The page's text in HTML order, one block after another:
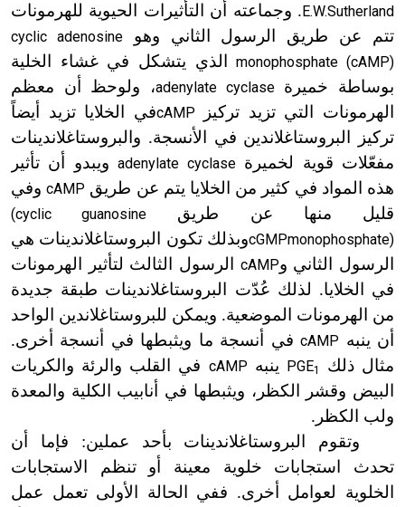
E.W.Sutherland . وجماعته أن التأثيرات الحيوية للهرمونات
تتم عن طريق الرسول الثاني وهوcyclic adenosine
monophosphate (cAMP)الذي يتشكل في غشاء الخلية
بوساطة خميرةadenylate cyclase، ولوحظ أن معظم
الهرمونات التي تزيد تركيز cAMPفي الخلايا تزيد أيضاً
تركيز البروستاغلاندين في الأنسجة. والبروستاغلاندينات
مفعّلات قوية لخميرةadenylate cyclaseويبدو أن تأثير
هذه المواد في كثير من الخلايا يتم عن طريق cAMPوفي
قليل منها عن طريق (cyclic guanosine
monophosphate)
cGMPوبذلك تكون البروستاغلاندينات هي
الرسول الثاني وcAMP الرسول الثالث لتأثير الهرمونات
في الخلايا. لذلك عُدّت البروستاغلاندينات طبقة جديدة
من الهرمونات الموضعية. ويمكن للبروستاغلاندين الواحد
أن ينبه cAMPفي أنسجة ما ويثبطها في أنسجة أخرى.
مثال ذلك
PGE1 ينبه cAMP في القلب والرئة والكريات
البيض وقشر الكظر، ويثبطها في أنابيب الكلية والمعدة
ولب الكظر.
وتقوم البروستاغلاندينات بأحد عملين: فإما أن
تحدث استجابات خلوية معينة أو تنظم الاستجابات
الخلوية لعوامل أخرى. ففي الحالة الأولى تعمل عمل